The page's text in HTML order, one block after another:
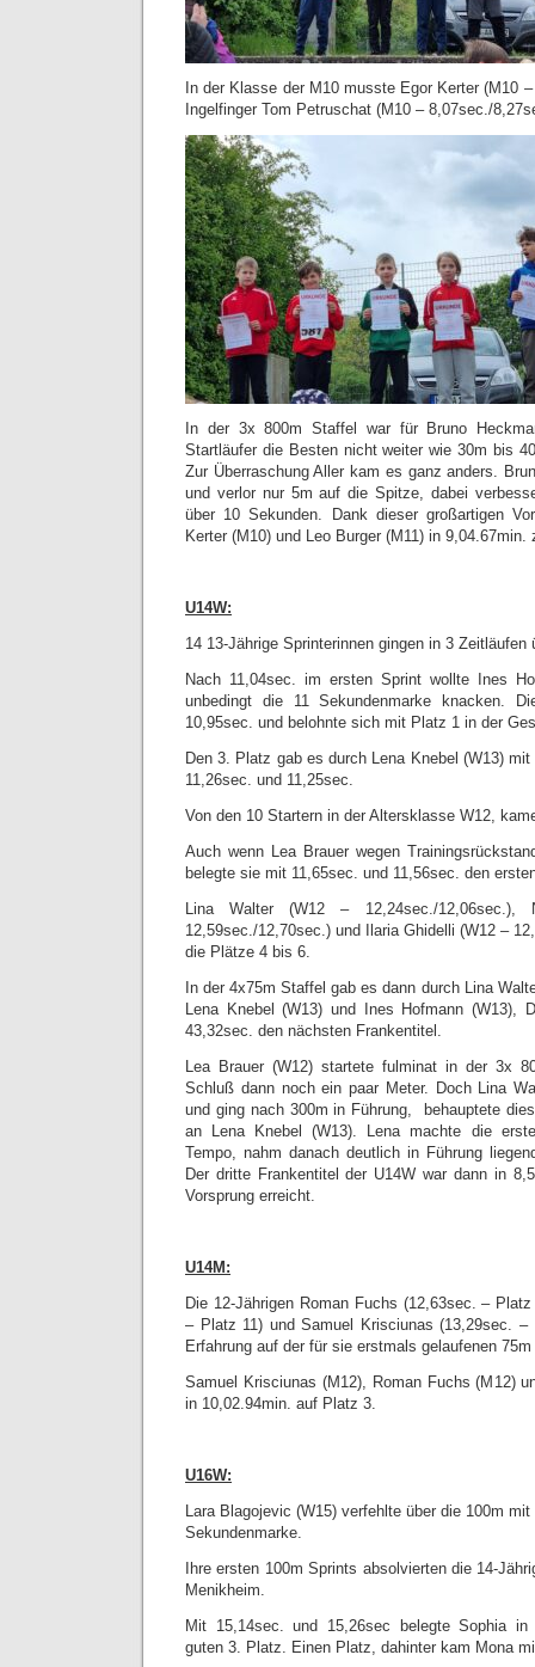
In der Klasse der M10 musste Egor Kerter (M10
Ingelfinger Tom Petruschat (M10 – 8,07sec./
In der 3x 800m Staffel war für Bruno
Startläufer die Besten nicht weiter wie 30m bis
Zur Überraschung Aller kam es ganz anders.
und verlor nur 5m auf die Spitze, dabei
über 10 Sekunden. Dank dieser großartigen
Kerter (M10) und Leo Burger (M11) in
U14W:
14 13-Jährige Sprinterinnen gingen in 3
Nach 11,04sec. im ersten Sprint wollte Ines
unbedingt die 11 Sekundenmarke knacken.
10,95sec. und belohnte sich mit Platz 1 in der
Den 3. Platz gab es durch Lena Knebel (W13)
11,26sec. und 11,25sec.
Von den 10 Startern in der Altersklasse W12,
Auch wenn Lea Brauer wegen
belegte sie mit 11,65sec. und 11,56sec. den
Lina Walter (W12 – 12,24sec./12,06sec.),
12,59sec./12,70sec.) und Ilaria Ghidelli (W12 –
die Plätze 4 bis 6.
In der 4x75m Staffel gab es dann durch Lina
Lena Knebel (W13) und Ines Hofmann (W13),
43,32sec. den nächsten Frankentitel.
Lea Brauer (W12) startete fulminat in der 3x
Schluß dann noch ein paar Meter. Doch Lina
und ging nach 300m in Führung, behauptete
an Lena Knebel (W13). Lena machte die
Tempo, nahm danach deutlich in Führung
Der dritte Frankentitel der U14W war dann in
Vorsprung erreicht.
U14M:
Die 12-Jährigen Roman Fuchs (12,63sec. –
– Platz 11) und Samuel Krisciunas (13,29sec.
Erfahrung auf der für sie erstmals gelaufenen
Samuel Krisciunas (M12), Roman Fuchs (M12)
in 10,02.94min. auf Platz 3.
U16W:
Lara Blagojevic (W15) verfehlte über die 100m
Sekundenmarke.
Ihre ersten 100m Sprints absolvierten die 14-
Menikheim.
Mit 15,14sec. und 15,26sec belegte Sophia in
guten 3. Platz. Einen Platz, dahinter kam Mona